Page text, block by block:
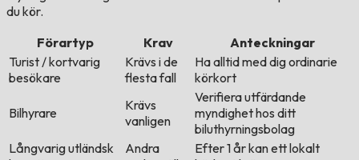
du kör.
Förartyp
Krav
Anteckningar
Turist / kortvarig
besökare
Krävs i de
flesta fall
Ha alltid med dig ordinarie
körkort
Bilhyrare
Krävs
vanligen
Verifiera utfärdande
myndighet hos ditt
biluthyrningsbolag
Långvarig utländsk
Andra
Efter 1 år kan ett lokalt